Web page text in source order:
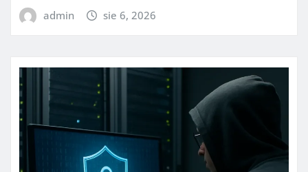
admin sie 6, 2026